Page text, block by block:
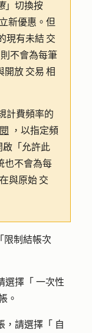
」切換按
新優惠。但
現有未結 交
不會為每筆
開放 交易 相
計費頻率的
，以指定頻
啟「允許此
也不會為每
與原始 交
限制結帳次
選擇「 一次性
。
，請選擇「 自